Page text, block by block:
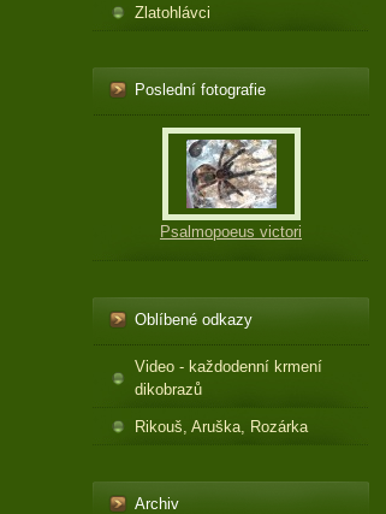
Zlatohlávci
Poslední fotografie
Psalmopoeus victori
Oblíbené odkazy
Video - každodenní krmení
dikobrazů
Rikouš, Aruška, Rozárka
Archiv